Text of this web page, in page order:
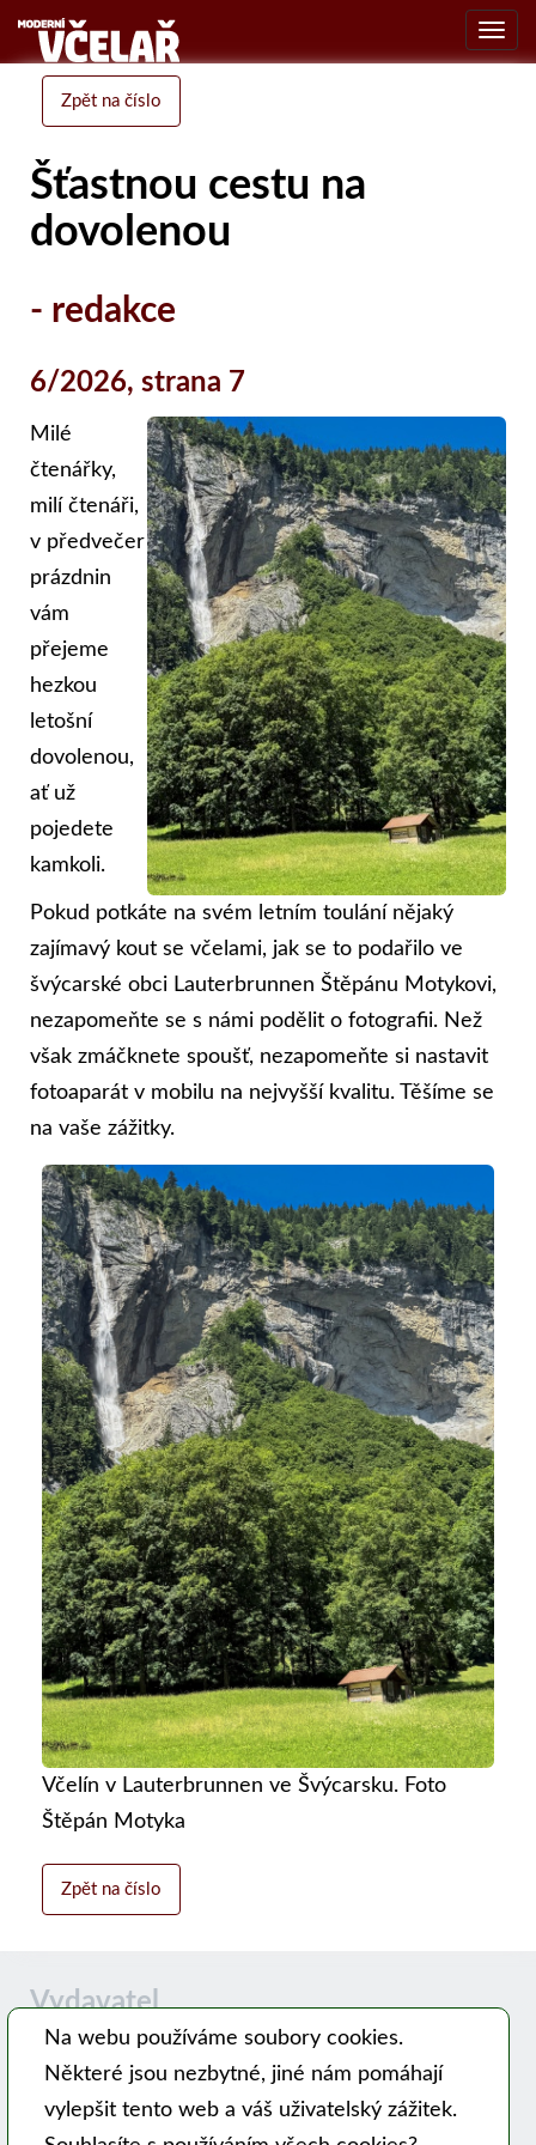
Zpět na číslo
Šťastnou cestu na
dovolenou
- redakce
6/2026, strana 7
Milé
čtenářky,
milí čtenáři,
v předvečer
prázdnin
vám
přejeme
hezkou
letošní
dovolenou,
ať už
pojedete
kamkoli.
Pokud potkáte na svém letním toulání nějaký
zajímavý kout se včelami, jak se to podařilo ve
švýcarské obci Lauterbrunnen Štěpánu Motykovi,
nezapomeňte se s námi podělit o fotografii. Než
však zmáčknete spoušť, nezapomeňte si nastavit
fotoaparát v mobilu na nejvyšší kvalitu. Těšíme se
na vaše zážitky.
Včelín v Lauterbrunnen ve Švýcarsku. Foto
Štěpán Motyka
Zpět na číslo
Vydavatel
Časopis MODERNÍ VČELAŘ vydává PSNV-CZ:
Pracovní společnost nástavkových včelařů CZ, z. s.
Na webu používáme soubory cookies.
Některé jsou nezbytné, jiné nám pomáhají
vylepšit tento web a váš uživatelský zážitek.